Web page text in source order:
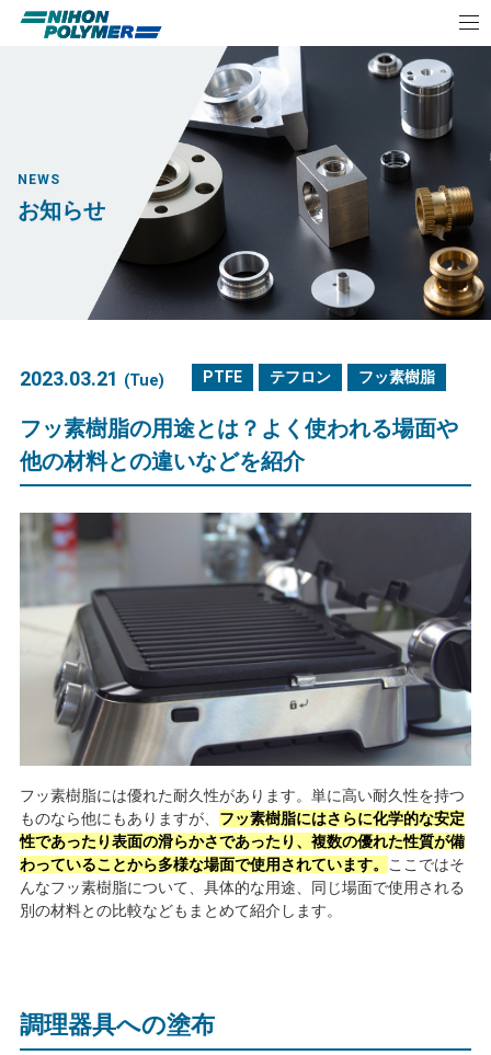
NEWS
お知らせ
2023.03.21 (Tue) PTFE テフロン フッ素樹脂
フッ素樹脂の用途とは？よく使われる場面や
他の材料との違いなどを紹介
フッ素樹脂には優れた耐久性があります。単に高い耐久性を持つ
ものなら他にもありますが、 フッ素樹脂にはさらに化学的な安定
性であったり表面の滑らかさであったり、複数の優れた性質が備
わっていることから多様な場面で使用されています。 ここではそ
んなフッ素樹脂について、具体的な用途、同じ場面で使用される
別の材料との比較などもまとめて紹介します。
調理器具への塗布